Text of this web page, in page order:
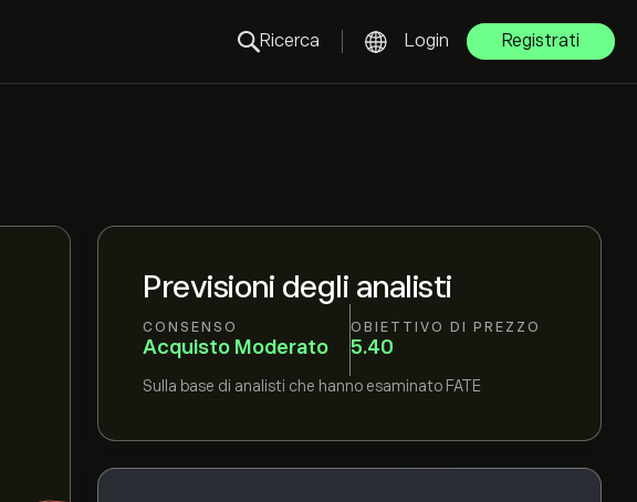
Ricerca Login Registrati
Previsioni degli analisti
CONSENSO
Acquisto Moderato
OBIETTIVO DI PREZZO
5.40
Sulla base di analisti che hanno esaminato FATE